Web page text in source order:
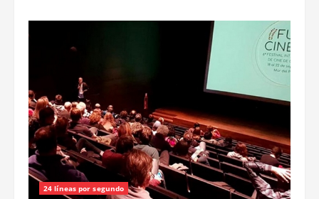
fomento
a
festivales
de
cine
bonaerenses
24 líneas por segundo